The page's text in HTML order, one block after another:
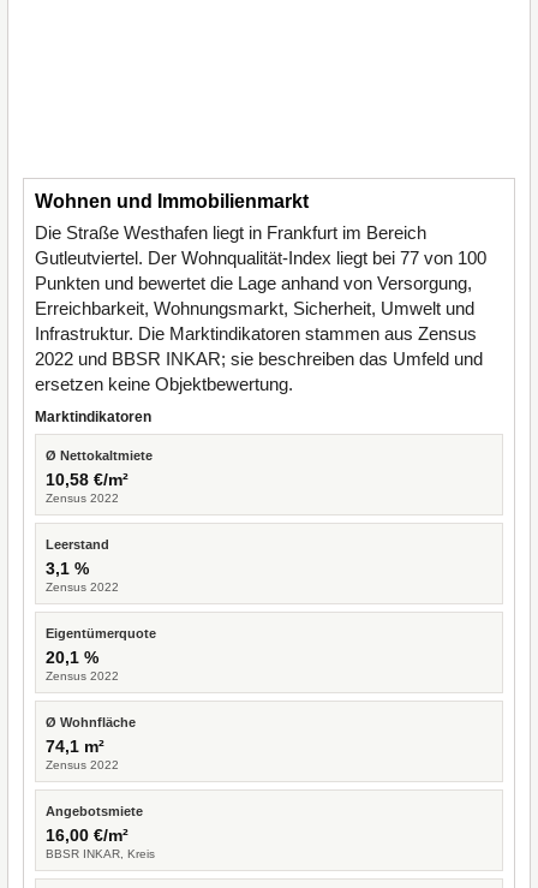
Wohnen und Immobilienmarkt
Die Straße Westhafen liegt in Frankfurt im Bereich
Gutleutviertel. Der Wohnqualität-Index liegt bei 77 von 100
Punkten und bewertet die Lage anhand von Versorgung,
Erreichbarkeit, Wohnungsmarkt, Sicherheit, Umwelt und
Infrastruktur. Die Marktindikatoren stammen aus Zensus
2022 und BBSR INKAR; sie beschreiben das Umfeld und
ersetzen keine Objektbewertung.
Marktindikatoren
Ø Nettokaltmiete
10,58 €/m²
Zensus 2022
Leerstand
3,1 %
Zensus 2022
Eigentümerquote
20,1 %
Zensus 2022
Ø Wohnfläche
74,1 m²
Zensus 2022
Angebotsmiete
16,00 €/m²
BBSR INKAR, Kreis